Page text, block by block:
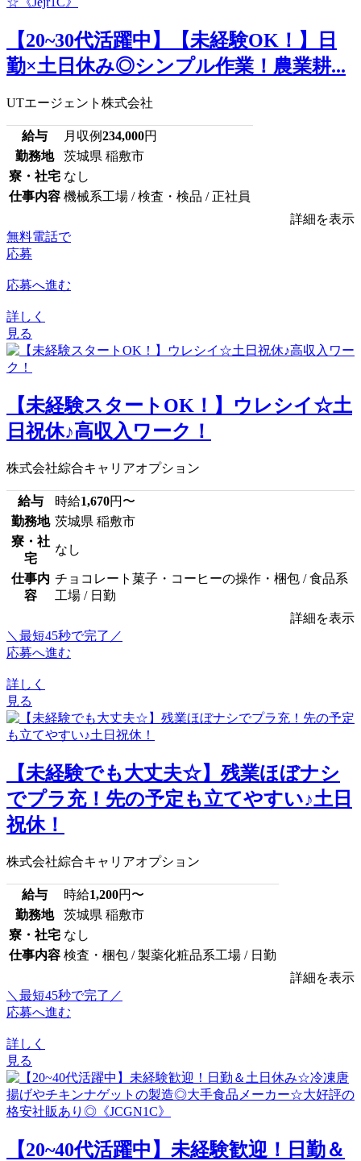
【20~30代活躍中】【未経験OK！】日
勤×土日休み◎シンプル作業！農業耕...
UTエージェント株式会社
給与 月収例234,000円
勤務地
茨城県 稲敷市
寮・社宅 なし
仕事内容 機械系工場 / 検査・検品 / 正社員
詳細を表示
無料電話で
応募
応募へ進む
詳しく
見る
【未経験スタートOK！】ウレシイ☆土
日祝休♪高収入ワーク！
株式会社綜合キャリアオプション
給与 時給1,670円〜
勤務地 茨城県 稲敷市
寮・社
宅
なし
仕事内
容
チョコレート菓子・コーヒーの操作・梱包 / 食品系
工場 / 日勤
詳細を表示
＼最短45秒で完了／
応募へ進む
詳しく
見る
【未経験でも大丈夫☆】残業ほぼナシ
でプラ充！先の予定も立てやすい♪土日
祝休！
株式会社綜合キャリアオプション
給与 時給1,200円〜
勤務地
茨城県 稲敷市
寮・社宅 なし
仕事内容 検査・梱包 / 製薬化粧品系工場 / 日勤
詳細を表示
＼最短45秒で完了／
応募へ進む
詳しく
見る
【20~40代活躍中】未経験歓迎！日勤＆